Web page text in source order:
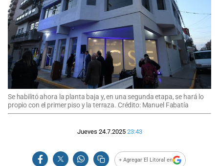
Se habilitó ahora la planta baja y, en una segunda etapa, se hará lo
propio con el primer piso y la terraza. Crédito: Manuel Fabatía
Jueves 24.7.2025 23:43
+ Agregar El Litoral en